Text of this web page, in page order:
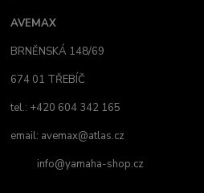
AVEMAX
BRNĚNSKÁ 148/69
674 01 TŘEBÍČ
tel.: +420 604 342 165
email: avemax@atlas.cz
info@yamaha-shop.cz